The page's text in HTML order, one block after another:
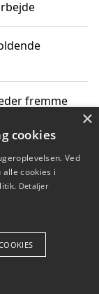
fremme
×
cookies
Ved
cookies i
Detaljer